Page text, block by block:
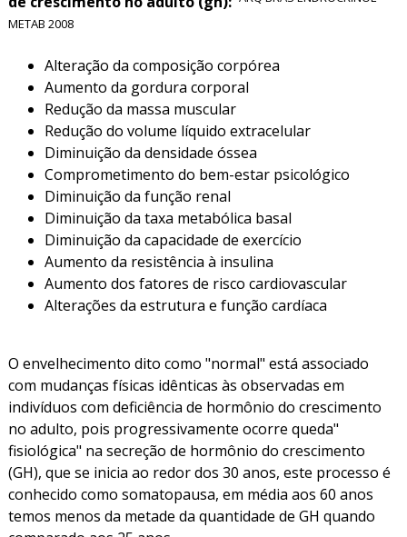
METAB 2008
Alteração da composição corpórea
Aumento da gordura corporal
Redução da massa muscular
Redução do volume líquido extracelular
Diminuição da densidade óssea
Comprometimento do bem-estar psicológico
Diminuição da função renal
Diminuição da taxa metabólica basal
Diminuição da capacidade de exercício
Aumento da resistência à insulina
Aumento dos fatores de risco cardiovascular
Alterações da estrutura e função cardíaca
O envelhecimento dito como "normal" está associado
com mudanças físicas idênticas às observadas em
indivíduos com deficiência de hormônio do crescimento
no adulto, pois progressivamente ocorre queda"
fisiológica" na secreção de hormônio do crescimento
(GH), que se inicia ao redor dos 30 anos, este processo é
conhecido como somatopausa, em média aos 60 anos
temos menos da metade da quantidade de GH quando